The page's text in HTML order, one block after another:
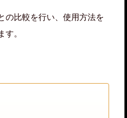
比較を行い、使用方法を
す。